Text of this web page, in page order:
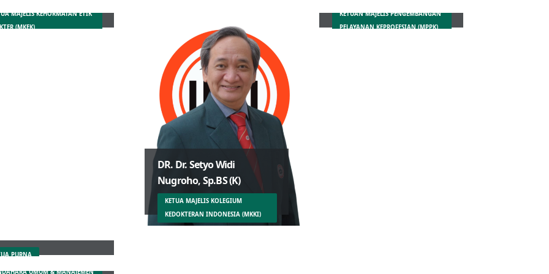
MAJELIS KEHORMATAN ETIK
(MKEK)
DR. Dr. Setyo Widi
Nugroho, Sp.BS (K)
KETUA MAJELIS KOLEGIUM
KEDOKTERAN INDONESIA (MKKI)
KETUAN MAJELIS PENGEMBANGAN
PELAYANAN KEPROFESIAN (MPPK)
PURNA Jusuf, MPH
UMUM & MANAJEMEN